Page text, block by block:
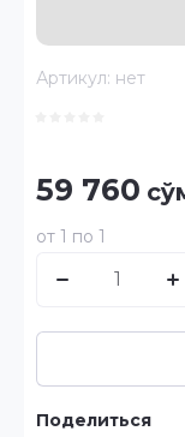
Артикул: нет
59 760
от 1 по 1
Поделиться